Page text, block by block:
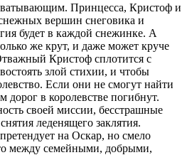
Принцесса, Кристоф и
вершин снеговика и
будет в каждой снежинке. А
же крут, и даже может круче
Кристоф сплотится с
злой стихии, и чтобы
Если они не смогут найти
дорог в королевстве погибнут.
своей миссии, бесстрашные
леденящего заклятия.
на Оскар, но смело
между семейными, добрыми,